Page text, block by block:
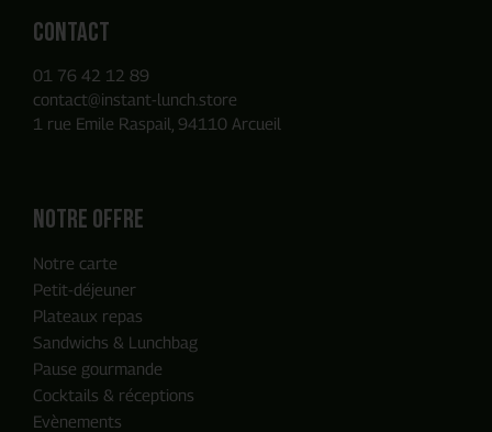
Contact
01 76 42 12 89
contact@instant-lunch.store
1 rue Emile Raspail, 94110 Arcueil
Notre offre
Notre carte
Petit-déjeuner
Plateaux repas
Sandwichs & Lunchbag
Pause gourmande
Cocktails & réceptions
Evènements